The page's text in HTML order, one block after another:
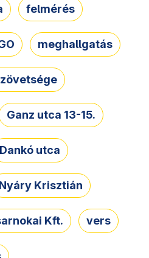
felmérés
meghallgatás
Ganz utca 13-15.
Dankó utca
Nyáry Krisztián
Kft. vers